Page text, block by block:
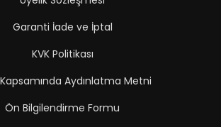
Garanti İade ve İptal
KVK Politikası
Kapsamında Aydınlatma Metni
Ön Bilgilendirme Formu